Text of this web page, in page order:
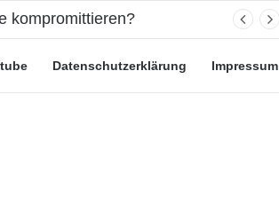
kompromittieren?
Datenschutzerklärung Impressum